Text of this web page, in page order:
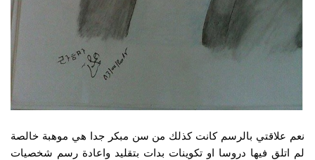
نعم علاقتي بالرسم كانت كذلك من سن مبكر جدا هي موهبة خالصة
لم اتلق فيها دروسا او تكوينات بدات بتقليد واعادة رسم شخصيات